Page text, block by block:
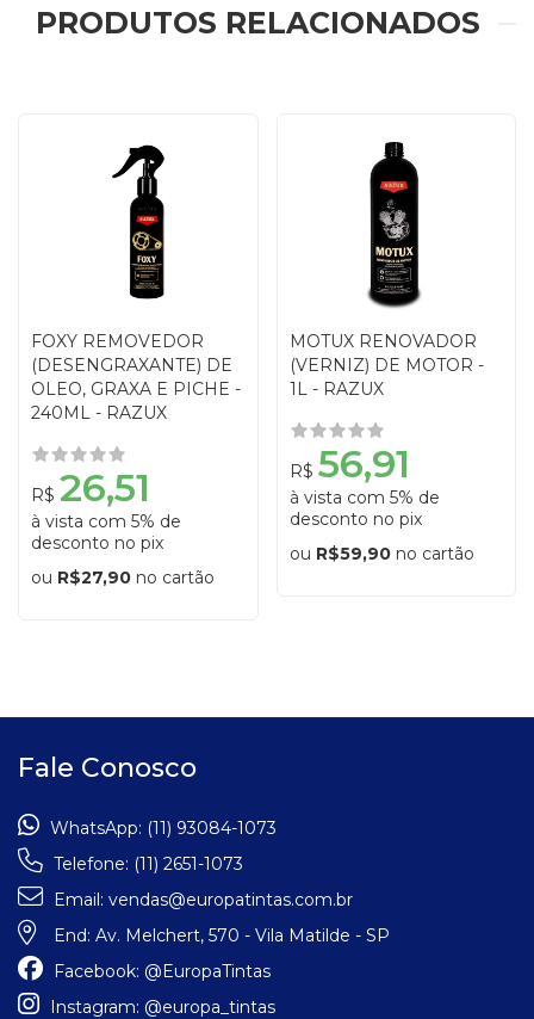
PRODUTOS RELACIONADOS
FOXY REMOVEDOR
(DESENGRAXANTE) DE
OLEO, GRAXA E PICHE -
240ML - RAZUX
R$ 26,51
à vista com 5% de
desconto no pix
ou R$27,90 no cartão
MOTUX RENOVADOR
(VERNIZ) DE MOTOR -
1L - RAZUX
R$ 56,91
à vista com 5% de
desconto no pix
ou R$59,90no cartão
Fale Conosco
WhatsApp: (11) 93084-1073
Telefone: (11) 2651-1073
Email: vendas@europatintas.com.br
End: Av. Melchert, 570 - Vila Matilde - SP
Facebook: @EuropaTintas
Instagram: @europa_tintas